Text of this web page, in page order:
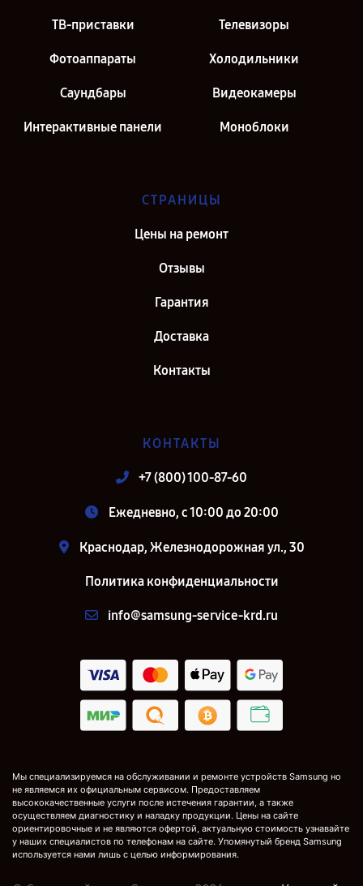
ТВ-приставки Телевизоры
Фотоаппараты Холодильники
Саундбары Видеокамеры
Интерактивные панели Моноблоки
СТРАНИЦЫ
Цены на ремонт
Отзывы
Гарантия
Доставка
Контакты
КОНТАКТЫ
+7 (800) 100-87-60
Ежедневно, с 10:00 до 20:00
Краснодар, Железнодорожная ул., 30
Политика конфиденциальности
info@samsung-service-krd.ru
Мы специализируемся на обслуживании и ремонте устройств Samsung но
не являемся их официальным сервисом. Предоставляем
высококачественные услуги после истечения гарантии, а также
осуществляем диагностику и наладку продукции. Цены на сайте
ориентировочные и не являются офертой, актуальную стоимость узнавайте
у наших специалистов по телефонам на сайте. Упомянутый бренд Samsung
используется нами лишь с целью информирования.